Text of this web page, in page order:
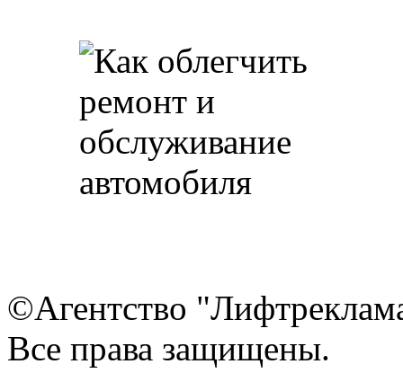
©Агентство
Все права защищены.